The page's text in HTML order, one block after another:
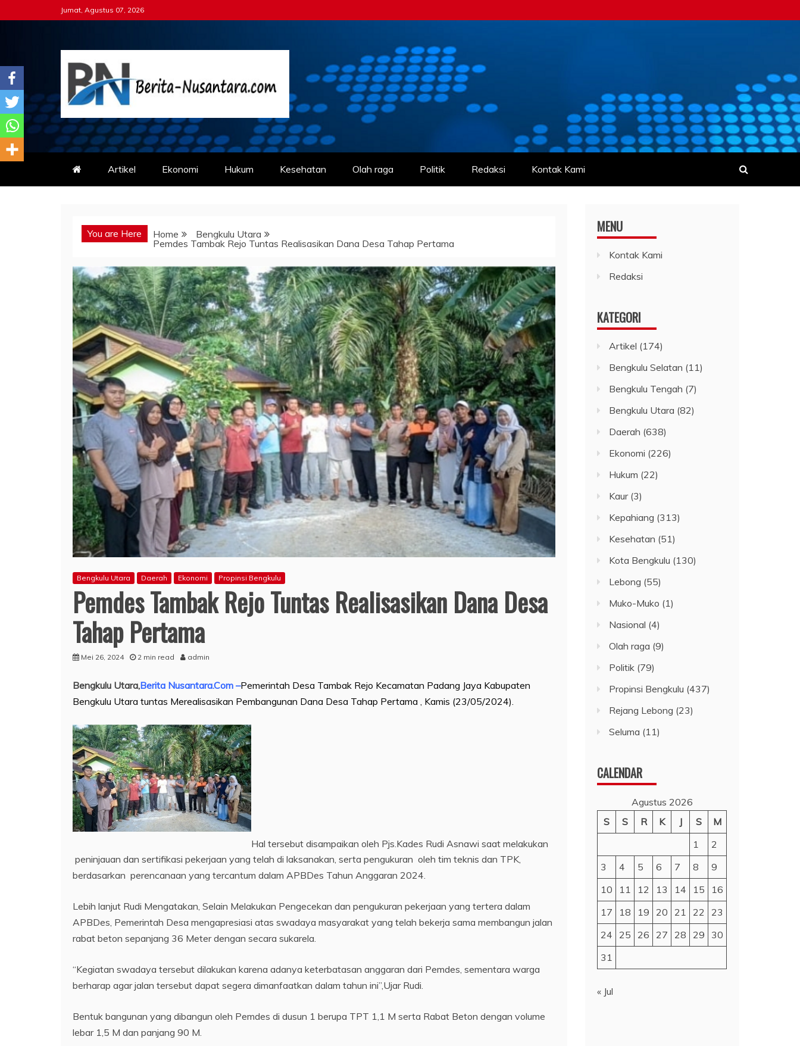
to
Jumat, Agustus 07, 2026
Berita-nusantara.com
Kabar Nusantara Terpercaya
Artikel Ekonomi Hukum Kesehatan Olah raga Politik Redaksi Kontak Kami
You are Here Home
Bengkulu Utara
Pemdes Tambak Rejo Tuntas Realisasikan Dana Desa Tahap Pertama
Bengkulu Utara Daerah Ekonomi Propinsi Bengkulu
Pemdes Tambak Rejo Tuntas Realisasikan Dana Desa
Tahap Pertama
Mei 26, 2024 2 min read admin
Bengkulu Utara,Berita Nusantara.Com –Pemerintah Desa Tambak Rejo Kecamatan Padang Jaya Kabupaten
Bengkulu Utara tuntas Merealisasikan Pembangunan Dana Desa Tahap Pertama , Kamis (23/05/2024).
Hal tersebut disampaikan oleh Pjs.Kades Rudi Asnawi saat melakukan
peninjauan dan sertifikasi pekerjaan yang telah di laksanakan, serta pengukuran oleh tim teknis dan TPK,
berdasarkan perencanaan yang tercantum dalam APBDes Tahun Anggaran 2024.
Lebih lanjut Rudi Mengatakan, Selain Melakukan Pengecekan dan pengukuran pekerjaan yang tertera dalam
APBDes, Pemerintah Desa mengapresiasi atas swadaya masyarakat yang telah bekerja sama membangun jalan
rabat beton sepanjang 36 Meter dengan secara sukarela.
“Kegiatan swadaya tersebut dilakukan karena adanya keterbatasan anggaran dari Pemdes, sementara warga
berharap agar jalan tersebut dapat segera dimanfaatkan dalam tahun ini”,Ujar Rudi.
Bentuk bangunan yang dibangun oleh Pemdes di dusun 1 berupa TPT 1,1 M serta Rabat Beton dengan volume
lebar 1,5 M dan panjang 90 M.
MENU
Kontak Kami
Redaksi
KATEGORI
Artikel (174)
Bengkulu Selatan (11)
Bengkulu Tengah (7)
Bengkulu Utara (82)
Daerah (638)
Ekonomi (226)
Hukum (22)
Kaur(3)
Kepahiang (313)
Kesehatan (51)
Kota Bengkulu (130)
Lebong (55)
Muko-Muko (1)
Nasional (4)
Olah raga (9)
Politik (79)
Propinsi Bengkulu (437)
Rejang Lebong (23)
Seluma (11)
CALENDAR
Agustus 2026
S
S R K J S
M
1
2
3
4 5 6 7 8
9
10
11 12 13 14 15
16
17
18 19 20 21 22
23
24
25 26 27 28 29
30
31
« Jul